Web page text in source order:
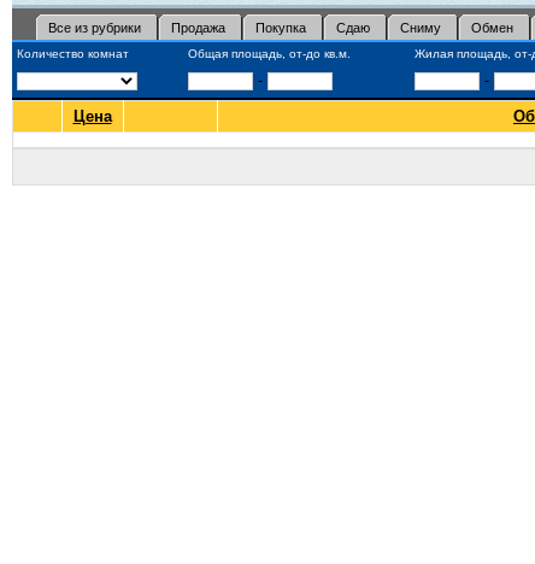
Все из рубрики Продажа Покупка Сдаю Сниму Обмен
Количество комнат Общая площадь, от-до кв.м. Жилая площадь, от-
- -
Цена